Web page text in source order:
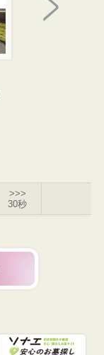
>>>
30秒